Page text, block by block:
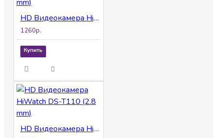
HD Видеокамера HiWatch DS-T101 (2.8 mm)
1260р.
Купить
HD Видеокамера HiWatch DS-T110 (2.8 mm)